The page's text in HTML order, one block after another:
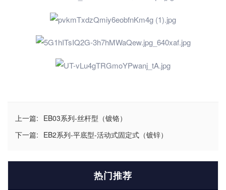
上一篇: EB03系列-丝杆型（镀铬）
下一篇: EB2系列-平底型-活动式固定式（镀锌）
热门推荐